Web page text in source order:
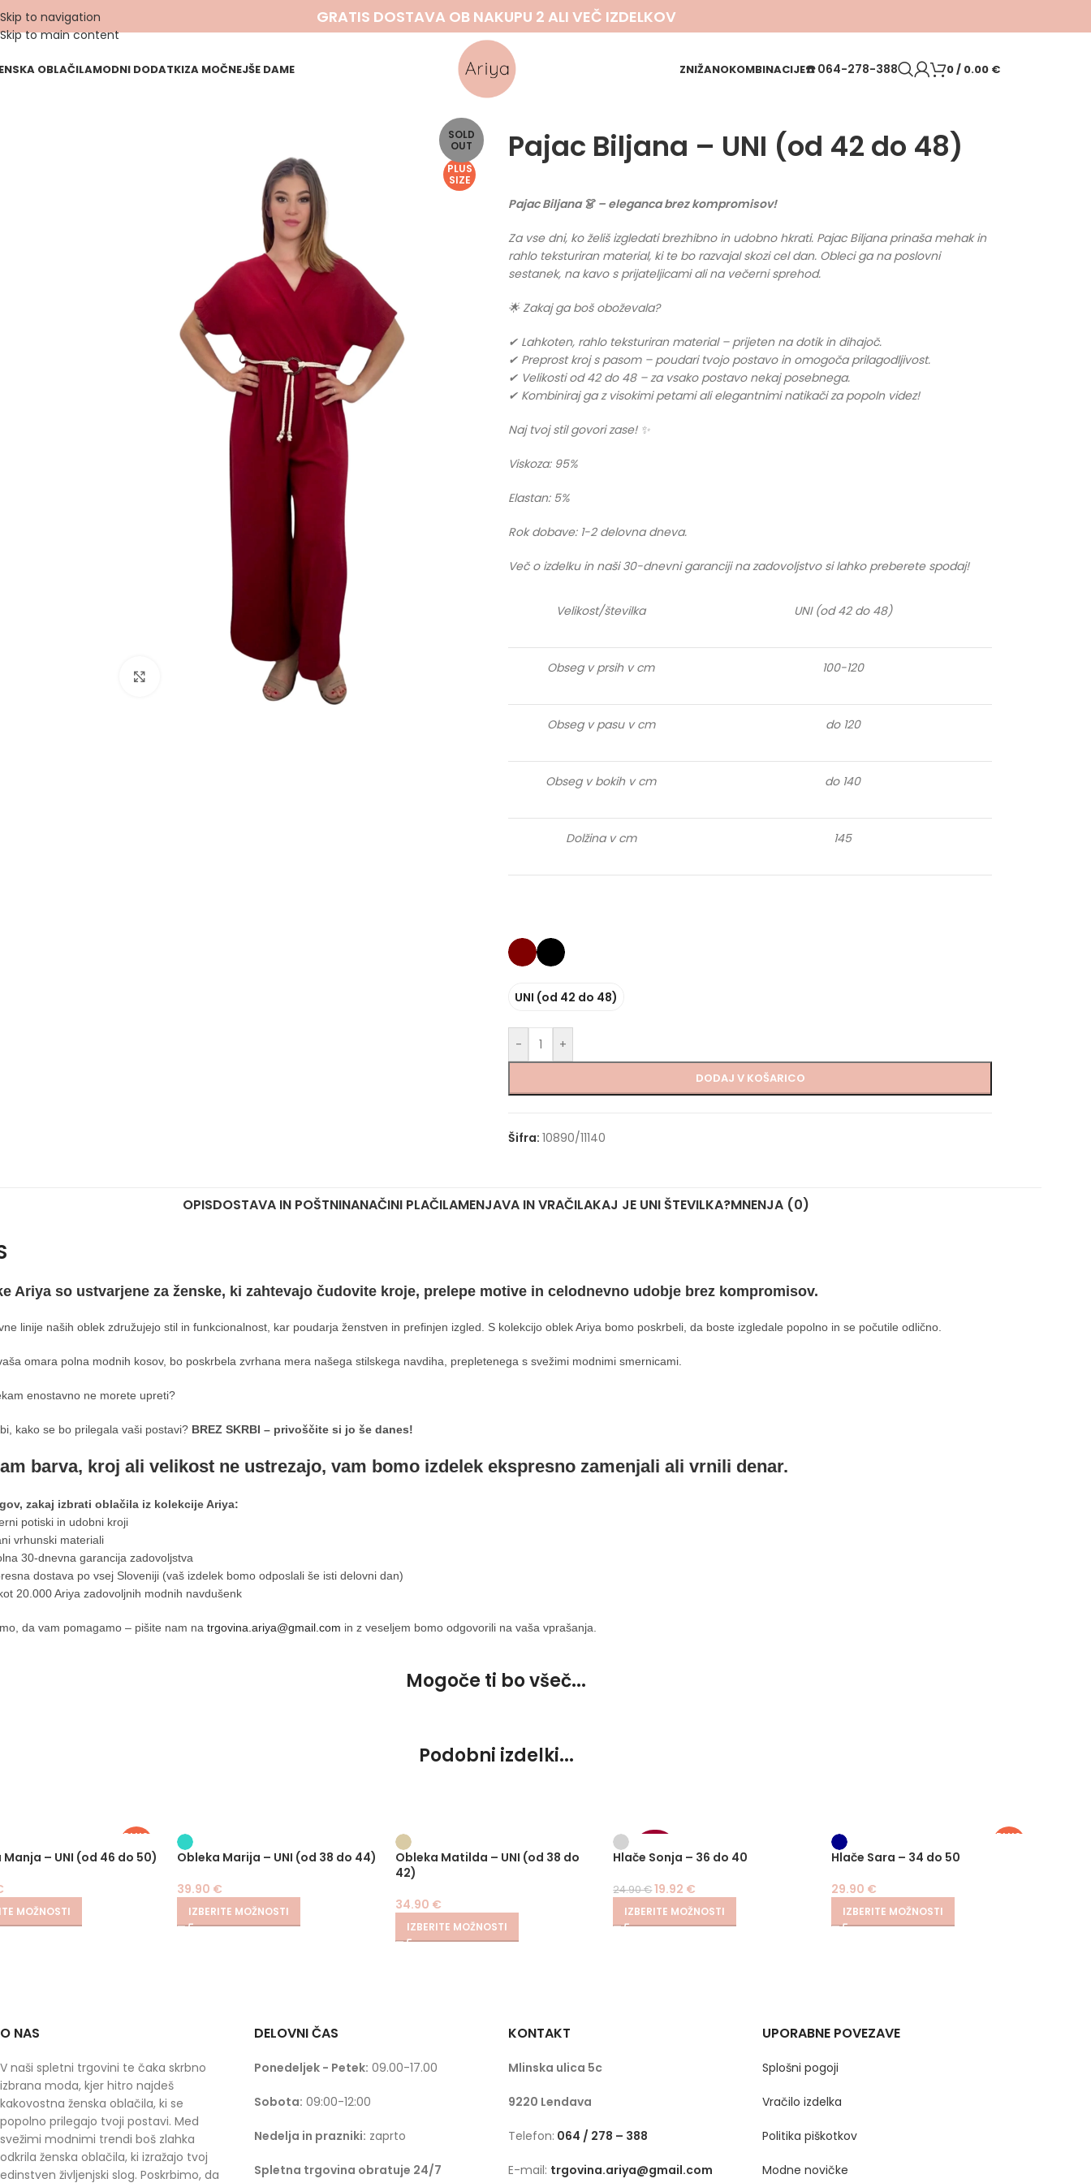
Skip to navigation
Skip to main content
GRATIS DOSTAVA OB NAKUPU 2 ALI VEČ IZDELKOV
OBLAČILAMODNI DODATKIZA MOČNEJŠE DAME ZNIŽANOKOMBINACIJE☎️064-278-388 0/ 0.00 €
SOLD
OUT
PLUS
SIZE
Pajac Biljana – UNI (od 42 do 48)
Pajac Biljana 👗 – eleganca brez kompromisov!
Za vse dni, ko želiš izgledati brezhibno in udobno hkrati. Pajac Biljana prinaša mehak in
rahlo teksturiran material, ki te bo razvajal skozi cel dan. Obleci ga na poslovni
sestanek, na kavo s prijateljicami ali na večerni sprehod.
🌟 Zakaj ga boš oboževala?
✔ Lahkoten, rahlo teksturiran material – prijeten na dotik in dihajoč.
✔ Preprost kroj s pasom – poudari tvojo postavo in omogoča prilagodljivost.
✔ Velikosti od 42 do 48 – za vsako postavo nekaj posebnega.
✔ Kombiniraj ga z visokimi petami ali elegantnimi natikači za popoln videz!
Naj tvoj stil govori zase! ✨
Viskoza: 95%
Elastan: 5%
Rok dobave: 1-2 delovna dneva.
Več o izdelku in naši 30-dnevni garanciji na zadovoljstvo si lahko preberete spodaj!
Velikost/številka UNI (od 42 do 48)
Obseg v prsih v cm 100-120
Obseg v pasu v cm do 120
Obseg v bokih v cm do 140
Dolžina v cm 145
UNI (od 42 do 48)
- +
DODAJ V KOŠARICO
Šifra: 10890/11140
OPISDOSTAVA IN POŠTNINANAČINI PLAČILAMENJAVA IN VRAČILAKAJ JE UNI ŠTEVILKA?MNENJA (0)
Ariya so ustvarjene za ženske, ki zahtevajo čudovite kroje, prelepe motive in celodnevno udobje brez kompromisov.
linije naših oblek združujejo stil in funkcionalnost, kar poudarja ženstven in prefinjen izgled. S kolekcijo oblek Ariya bomo poskrbeli, da boste izgledale popolno in se počutile odlično.
omara polna modnih kosov, bo poskrbela zvrhana mera našega stilskega navdiha, prepletenega s svežimi modnimi smernicami.
enostavno ne morete upreti?
kako se bo prilegala vaši postavi? BREZ SKRBI – privoščite si jo še danes!
barva, kroj ali velikost ne ustrezajo, vam bomo izdelek ekspresno zamenjali ali vrnili denar.
zakaj izbrati oblačila iz kolekcije Ariya:
potiski in udobni kroji
vrhunski materiali
30-dnevna garancija zadovoljstva
dostava po vsej Sloveniji (vaš izdelek bomo odposlali še isti delovni dan)
20.000 Ariya zadovoljnih modnih navdušenk
da vam pomagamo – pišite nam na trgovina.ariya@gmail.com in z veseljem bomo odgovorili na vaša vprašanja.
Mogoče ti bo všeč...
Podobni izdelki...
PLUS
– UNI (od 46 do 50)
MOŽNOSTI
Obleka Marija – UNI (od 38 do 44)
39.90 €
IZBERITE MOŽNOSTI
Obleka Matilda – UNI (od 38 do
42)
34.90 €
IZBERITE MOŽNOSTI
-20%
Hlače Sonja – 36 do 40
24.90€19.92 €
IZBERITE MOŽNOSTI
PLUS
Hlače Sara – 34 do 50
29.90 €
IZBERITE MOŽNOSTI
O NAS
V naši spletni trgovini te čaka skrbno
izbrana moda, kjer hitro najdeš
kakovostna ženska oblačila, ki se
popolno prilegajo tvoji postavi. Med
svežimi modnimi trendi boš zlahka
odkrila ženska oblačila, ki izražajo tvoj
edinstven življenjski slog. Poskrbimo, da
DELOVNI ČAS
Ponedeljek - Petek: 09.00-17.00
Sobota: 09:00-12:00
Nedelja in prazniki: zaprto
Spletna trgovina obratuje 24/7
KONTAKT
Mlinska ulica 5c
9220 Lendava
Telefon: 064 / 278 – 388
E-mail: trgovina.ariya@gmail.com
UPORABNE POVEZAVE
Splošni pogoji
Vračilo izdelka
Politika piškotkov
Modne novičke